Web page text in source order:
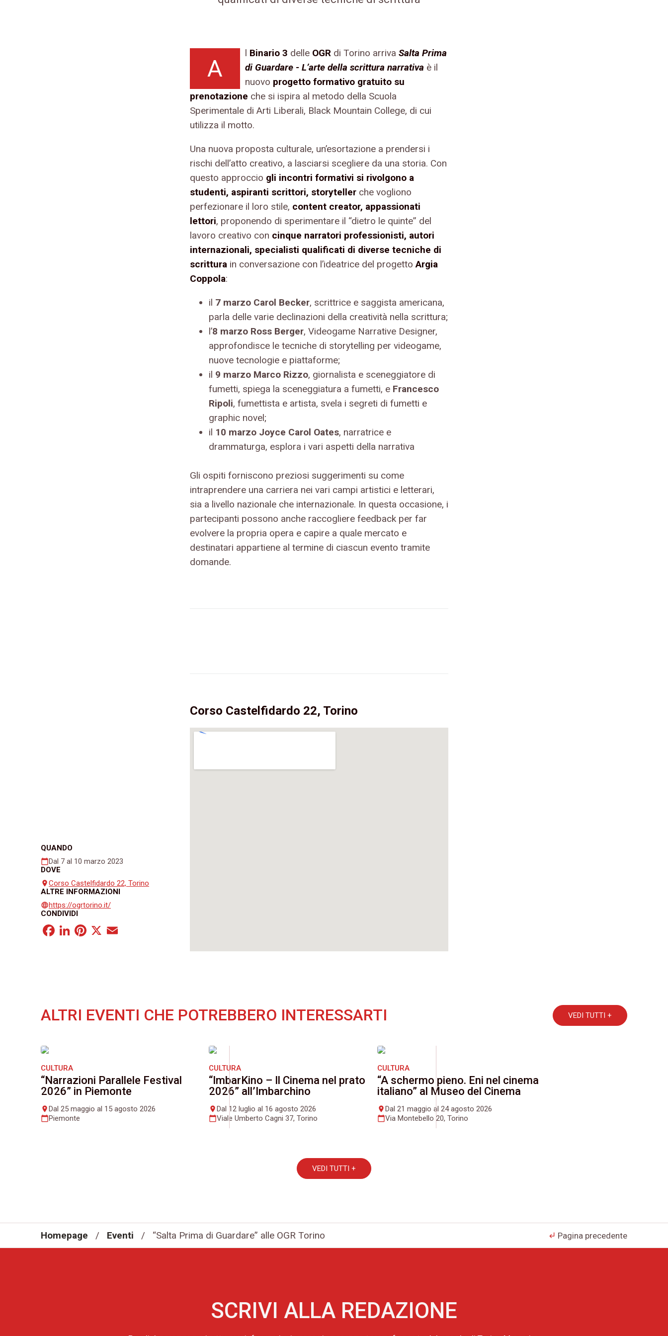
QUANDO
calendar_todayDal 7 al 10 marzo 2023
DOVE
placeCorso Castelfidardo 22, Torino
ALTRE INFORMAZIONI
languagehttps://ogrtorino.it/
CONDIVIDI
Facebook
LinkedIn
Pinterest
X
A
l Binario 3 delle OGR di Torino arriva Salta Prima
di Guardare - L’arte della scrittura narrativa è il
nuovo progetto formativo gratuito su
prenotazione che si ispira al metodo della Scuola
Sperimentale di Arti Liberali, Black Mountain College, di cui
utilizza il motto.
Una nuova proposta culturale, un’esortazione a prendersi i
rischi dell’atto creativo, a lasciarsi scegliere da una storia. Con
questo approccio gli incontri formativi si rivolgono a
studenti, aspiranti scrittori, storyteller che vogliono
perfezionare il loro stile, content creator, appassionati
lettori, proponendo di sperimentare il “dietro le quinte” del
lavoro creativo con cinque narratori professionisti, autori
internazionali, specialisti qualificati di diverse tecniche di
scrittura in conversazione con l’ideatrice del progettoArgia
Coppola:
il 7 marzo Carol Becker, scrittrice e saggista americana,
parla delle varie declinazioni della creatività nella scrittura;
l’8 marzo Ross Berger, Videogame Narrative Designer,
approfondisce le tecniche di storytelling per videogame,
nuove tecnologie e piattaforme;
il 9 marzo Marco Rizzo, giornalista e sceneggiatore di
fumetti, spiega la sceneggiatura a fumetti, e Francesco
Ripoli, fumettista e artista, svela i segreti di fumetti e
graphic novel;
il 10 marzo Joyce Carol Oates, narratrice e
drammaturga, esplora i vari aspetti della narrativa
Gli ospiti forniscono preziosi suggerimenti su come
intraprendere una carriera nei vari campi artistici e letterari,
sia a livello nazionale che internazionale. In questa occasione, i
partecipanti possono anche raccogliere feedback per far
evolvere la propria opera e capire a quale mercato e
destinatari appartiene al termine di ciascun evento tramite
domande.
Corso Castelfidardo 22, Torino
ALTRI EVENTI CHE POTREBBERO INTERESSARTI VEDI TUTTI +
CULTURA
“Narrazioni Parallele Festival
2026” in Piemonte
placeDal 25 maggio al 15 agosto 2026
calendar_todayPiemonte
CULTURA
“ImbarKino – Il Cinema nel prato
2026” all’Imbarchino
placeDal 12 luglio al 16 agosto 2026
calendar_todayViale Umberto Cagni 37, Torino
CULTURA
“A schermo pieno. Eni nel cinema
italiano” al Museo del Cinema
placeDal 21 maggio al 24 agosto 2026
calendar_todayVia Montebello 20, Torino
VEDI TUTTI +
Homepage / Eventi / “Salta Prima di Guardare” alle OGR Torino subdirectory_arrow_left Pagina precedente
SCRIVI ALLA REDAZIONE